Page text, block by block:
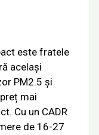
este fratele
același
PM2.5 și
mai
Cu un CADR
de 16-27